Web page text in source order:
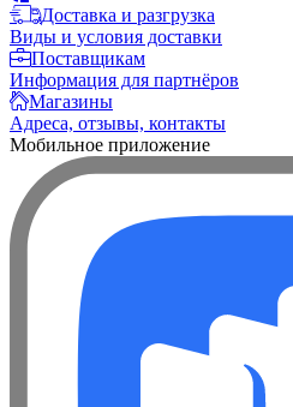
Доставка и разгрузка
Виды и условия доставки
Поставщикам
Информация для партнёров
Магазины
Адреса, отзывы, контакты
Мобильное приложение